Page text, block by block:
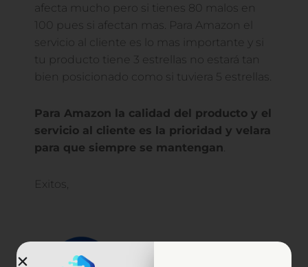
afecta mucho pero si tienes 80 malos en
100 pues si afectan mas. Para Amazon el
servicio al cliente es lo mas importante y si
tu producto tiene 3 estrellas no estará tan
bien posicionado como si tuviera 5 estrellas.
Para Amazon la calidad del producto y el
servicio al cliente es la prioridad y velara
para que siempre se mantengan.
Exitos,